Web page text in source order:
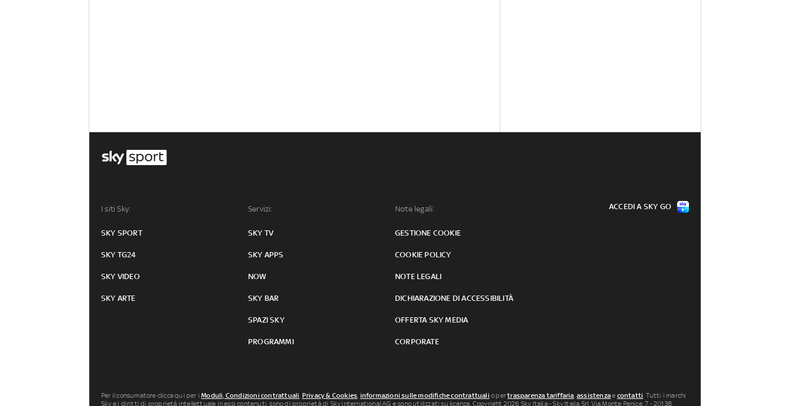
I siti Sky:
SKY SPORT
SKY TG24
SKY VIDEO
SKY ARTE
Servizi:
SKY TV
SKY APPS
NOW
SKY BAR
SPAZI SKY
PROGRAMMI
Note legali:
GESTIONE COOKIE
COOKIE POLICY
NOTE LEGALI
DICHIARAZIONE DI ACCESSIBILITÀ
OFFERTA SKY MEDIA
CORPORATE
ACCEDI A SKY GO
Per il consumatore clicca qui per iModuli, Condizioni contrattuali, Privacy & Cookies, informazioni sulle modifiche contrattuali o pertrasparenza tariffaria,assistenzae contatti. Tutti i marchi
Sky e i diritti di proprietà intellettuale in essi contenuti, sono di proprietà di Sky international AG e sono utilizzati su licenza. Copyright 2026 Sky Italia - Sky Italia Srl Via Monte Penice, 7 - 20138